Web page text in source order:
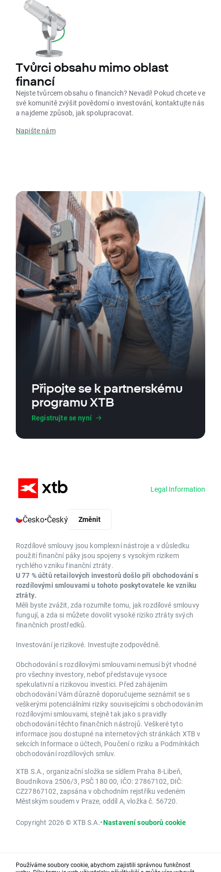
Tvůrci obsahu mimo oblast
financí
Nejste tvůrcem obsahu o financích? Nevadí! Pokud chcete ve
své komunitě zvýšit povědomí o investování, kontaktujte nás
a najdeme způsob, jak spolupracovat.
Napište nám
Připojte se k partnerskému
programu XTB
Registrujte se nyní
Legal Information
Česko•Český Změnit
Rozdílové smlouvy jsou komplexní nástroje a v důsledku
použití finanční páky jsou spojeny s vysokým rizikem
rychlého vzniku finanční ztráty.
U 77 % účtů retailových investorů došlo při obchodování s
rozdílovými smlouvami u tohoto poskytovatele ke vzniku
ztráty.
Měli byste zvážit, zda rozumíte tomu, jak rozdílové smlouvy
fungují, a zda si můžete dovolit vysoké riziko ztráty svých
finančních prostředků.
Investování je rizikové. Investujte zodpovědně.
Obchodování s rozdílovými smlouvami nemusí být vhodné
pro všechny investory, neboť představuje vysoce
spekulativní a rizikovou investici. Před zahájením
obchodování Vám důrazně doporučujeme seznámit se s
veškerými potenciálními riziky souvisejícími s obchodováním
rozdílovými smlouvami, stejně tak jako s pravidly
obchodování těchto finančních nástrojů. Veškeré tyto
informace jsou dostupné na internetových stránkách XTB v
sekcích Informace o účtech, Poučení o riziku a Podmínkách
obchodování rozdílových smluv.
XTB S.A., organizační složka se sídlem Praha 8-Libeň,
Boudníkova 2506/3, PSČ 180 00, IČO: 27867102, DIČ:
CZ27867102, zapsána v obchodním rejstříku vedeném
Městským soudem v Praze, oddíl A, vložka č. 56720.
Copyright 2026 © XTB S.A.•Nastavení souborů cookie
Používáme soubory cookie, abychom zajistili správnou funkčnost